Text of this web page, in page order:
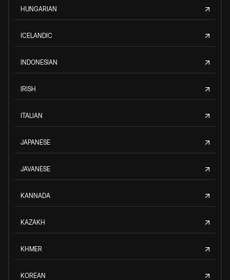
HUNGARIAN
ICELANDIC
INDONESIAN
IRISH
ITALIAN
JAPANESE
JAVANESE
KANNADA
KAZAKH
KHMER
KOREAN